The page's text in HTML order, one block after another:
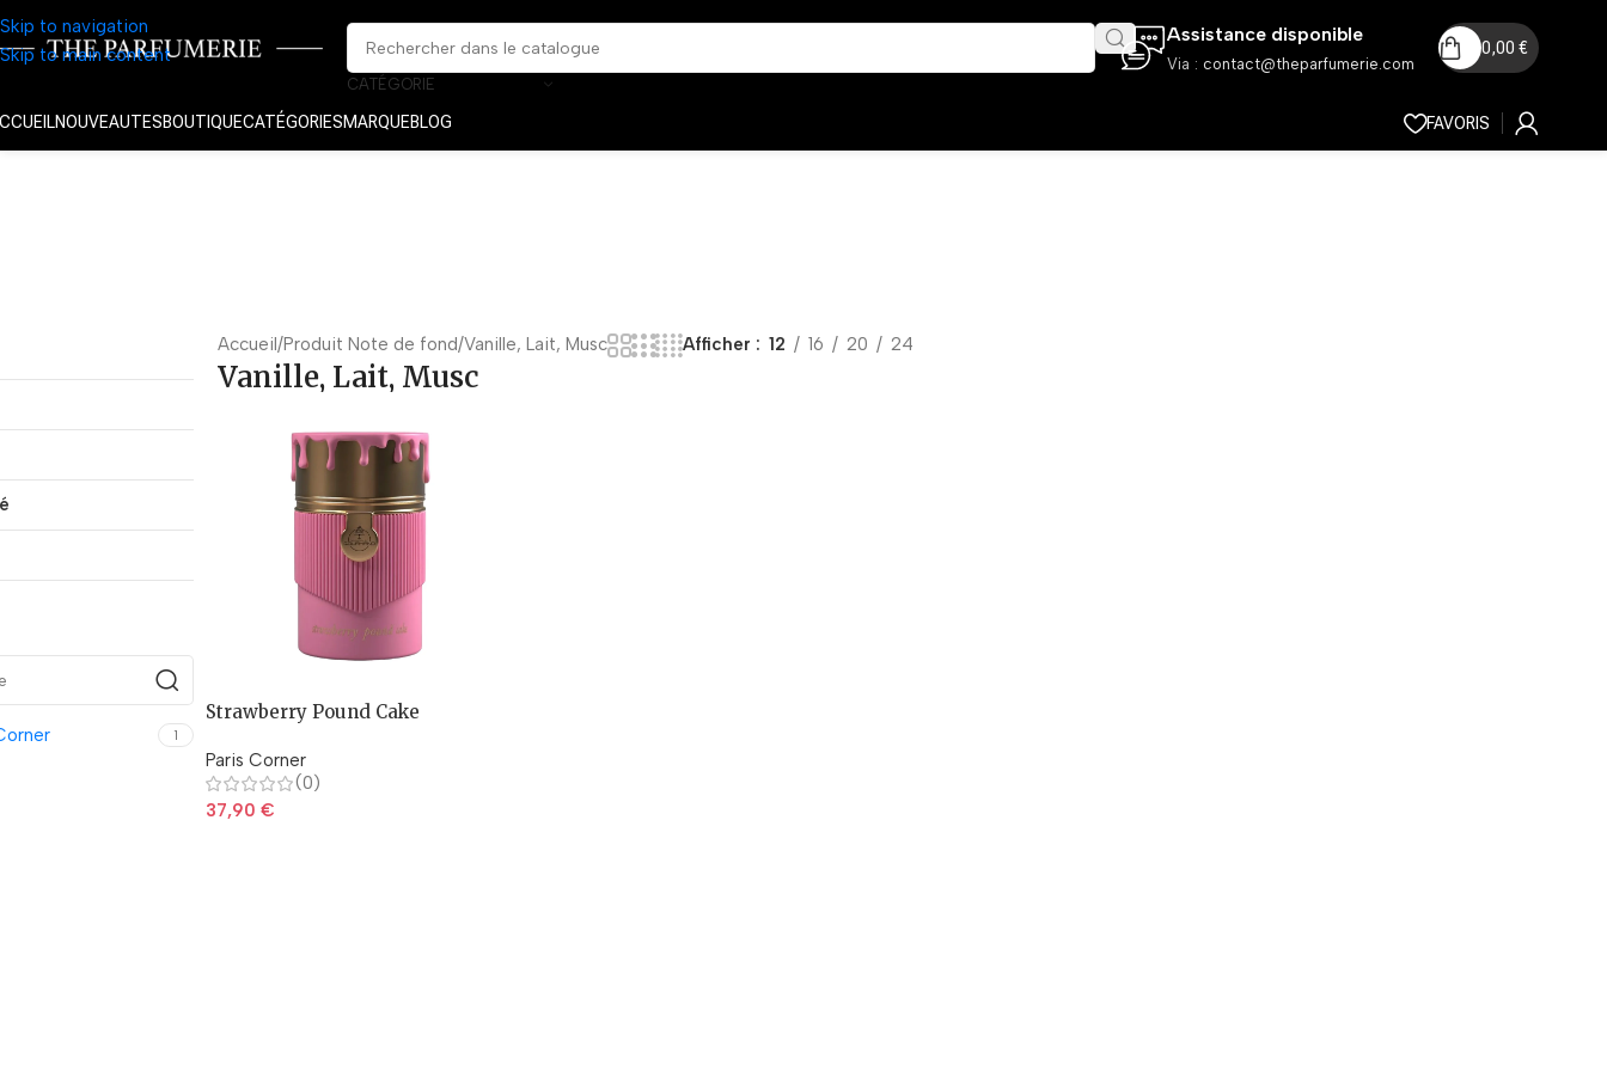
Skip to navigation
Skip to main content
CATÉGORIE
Assistance disponible
Via : contact@theparfumerie.com
0,00 €
NOUVEAUTESBOUTIQUECATÉGORIESMARQUEBLOG FAVORIS
1
Accueil Produit Note de fond Vanille, Lait, Musc Afficher 12 16 20 24
Vanille, Lait, Musc
Strawberry Pound Cake
Paris Corner
(0)
37,90 €